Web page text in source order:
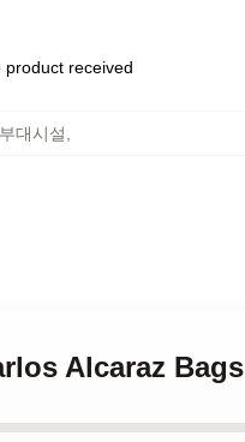
received
대시설
Alcaraz Bags